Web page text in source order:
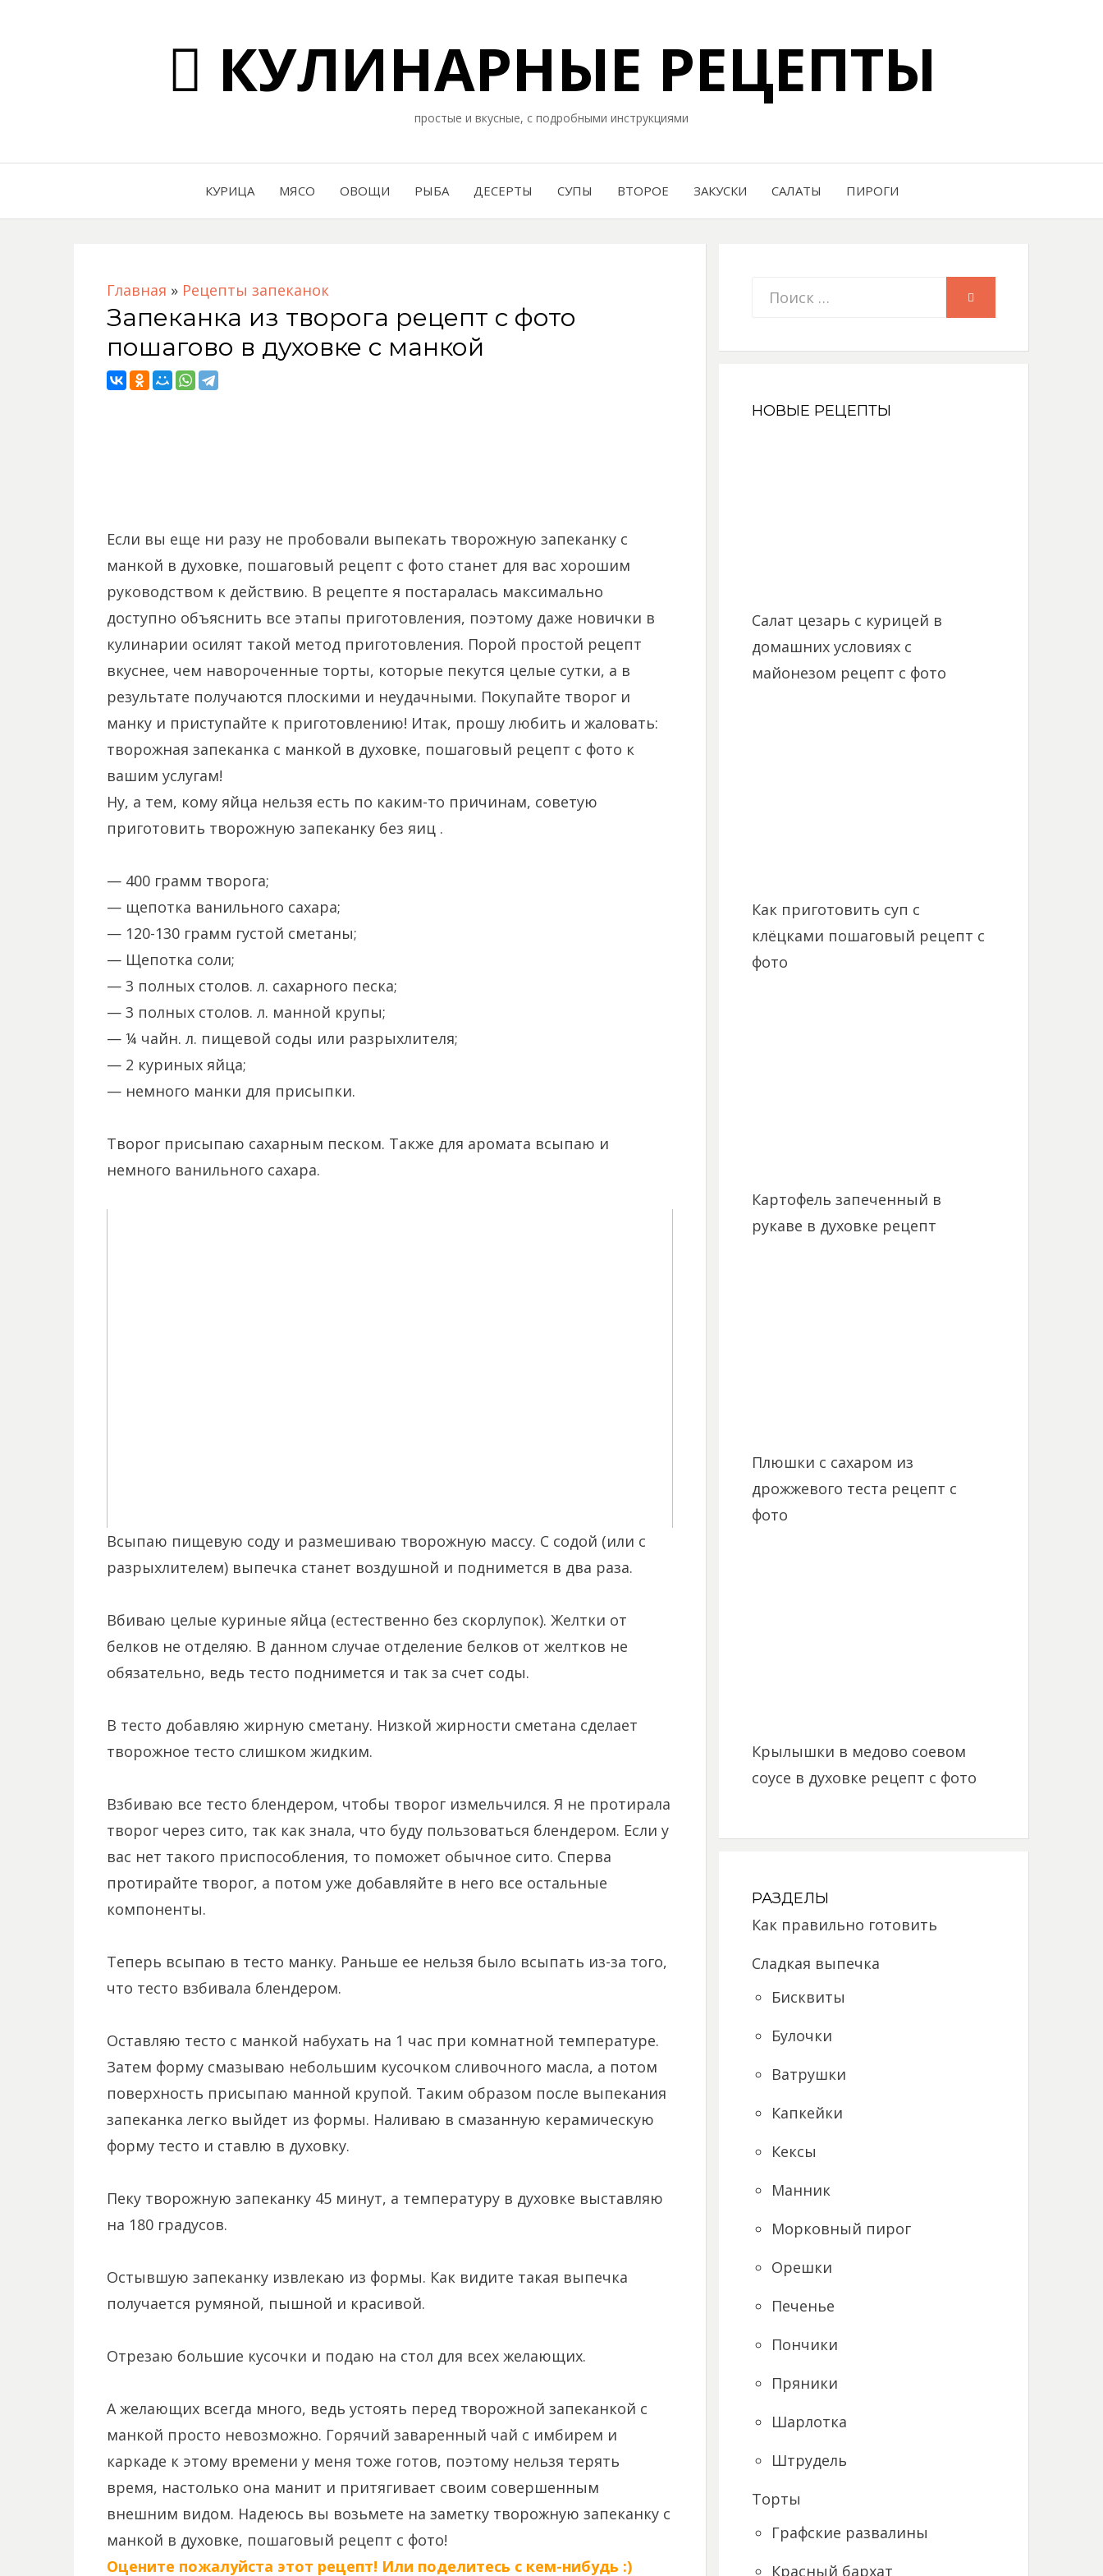
КУЛИНАРНЫЕ РЕЦЕПТЫ
простые и вкусные, с подробными инструкциями
КУРИЦА МЯСО ОВОЩИ РЫБА ДЕСЕРТЫ СУПЫ ВТОРОЕ ЗАКУСКИ САЛАТЫ ПИРОГИ
Главная » Рецепты запеканок
Запеканка из творога рецепт с фото
пошагово в духовке с манкой
Если вы еще ни разу не пробовали выпекать творожную запеканку с
манкой в духовке, пошаговый рецепт с фото станет для вас хорошим
руководством к действию. В рецепте я постаралась максимально
доступно объяснить все этапы приготовления, поэтому даже новички в
кулинарии осилят такой метод приготовления. Порой простой рецепт
вкуснее, чем навороченные торты, которые пекутся целые сутки, а в
результате получаются плоскими и неудачными. Покупайте творог и
манку и приступайте к приготовлению! Итак, прошу любить и жаловать:
творожная запеканка с манкой в духовке, пошаговый рецепт с фото к
вашим услугам!
Ну, а тем, кому яйца нельзя есть по каким-то причинам, советую
приготовить творожную запеканку без яиц .
— 400 грамм творога;
— щепотка ванильного сахара;
— 120-130 грамм густой сметаны;
— Щепотка соли;
— 3 полных столов. л. сахарного песка;
— 3 полных столов. л. манной крупы;
— ¼ чайн. л. пищевой соды или разрыхлителя;
— 2 куриных яйца;
— немного манки для присыпки.
Творог присыпаю сахарным песком. Также для аромата всыпаю и
немного ванильного сахара.
Всыпаю пищевую соду и размешиваю творожную массу. С содой (или с
разрыхлителем) выпечка станет воздушной и поднимется в два раза.
Вбиваю целые куриные яйца (естественно без скорлупок). Желтки от
белков не отделяю. В данном случае отделение белков от желтков не
обязательно, ведь тесто поднимется и так за счет соды.
В тесто добавляю жирную сметану. Низкой жирности сметана сделает
творожное тесто слишком жидким.
Взбиваю все тесто блендером, чтобы творог измельчился. Я не протирала
творог через сито, так как знала, что буду пользоваться блендером. Если у
вас нет такого приспособления, то поможет обычное сито. Сперва
протирайте творог, а потом уже добавляйте в него все остальные
компоненты.
Теперь всыпаю в тесто манку. Раньше ее нельзя было всыпать из-за того,
что тесто взбивала блендером.
Оставляю тесто с манкой набухать на 1 час при комнатной температуре.
Затем форму смазываю небольшим кусочком сливочного масла, а потом
поверхность присыпаю манной крупой. Таким образом после выпекания
запеканка легко выйдет из формы. Наливаю в смазанную керамическую
форму тесто и ставлю в духовку.
Пеку творожную запеканку 45 минут, а температуру в духовке выставляю
на 180 градусов.
Остывшую запеканку извлекаю из формы. Как видите такая выпечка
получается румяной, пышной и красивой.
Отрезаю большие кусочки и подаю на стол для всех желающих.
А желающих всегда много, ведь устоять перед творожной запеканкой с
манкой просто невозможно. Горячий заваренный чай с имбирем и
каркаде к этому времени у меня тоже готов, поэтому нельзя терять
время, настолько она манит и притягивает своим совершенным
внешним видом. Надеюсь вы возьмете на заметку творожную запеканку с
манкой в духовке, пошаговый рецепт с фото!
Оцените пожалуйста этот рецепт! Или поделитесь с кем-нибудь :)
Искать:
НОВЫЕ РЕЦЕПТЫ
Салат цезарь с курицей в
домашних условиях с
майонезом рецепт с фото
Как приготовить суп с
клёцками пошаговый рецепт с
фото
Картофель запеченный в
рукаве в духовке рецепт
Плюшки с сахаром из
дрожжевого теста рецепт с
фото
Крылышки в медово соевом
соусе в духовке рецепт с фото
РАЗДЕЛЫ
Как правильно готовить
Сладкая выпечка
Бисквиты
Булочки
Ватрушки
Капкейки
Кексы
Манник
Морковный пирог
Орешки
Печенье
Пончики
Пряники
Шарлотка
Штрудель
Торты
Графские развалины
Красный бархат